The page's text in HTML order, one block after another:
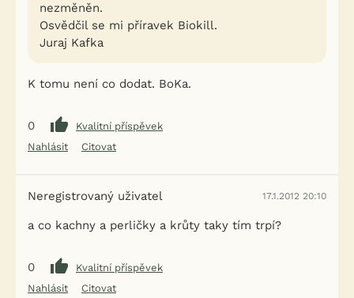
nezměněn.
Osvědčil se mi příravek Biokill.
Juraj Kafka
K tomu není co dodat. BoKa.
0
Kvalitní příspěvek
Nahlásit
Citovat
Neregistrovaný uživatel 17.1.2012 20:10
a co kachny a perličky a krůty taky tím trpí?
0
Kvalitní příspěvek
Nahlásit
Citovat